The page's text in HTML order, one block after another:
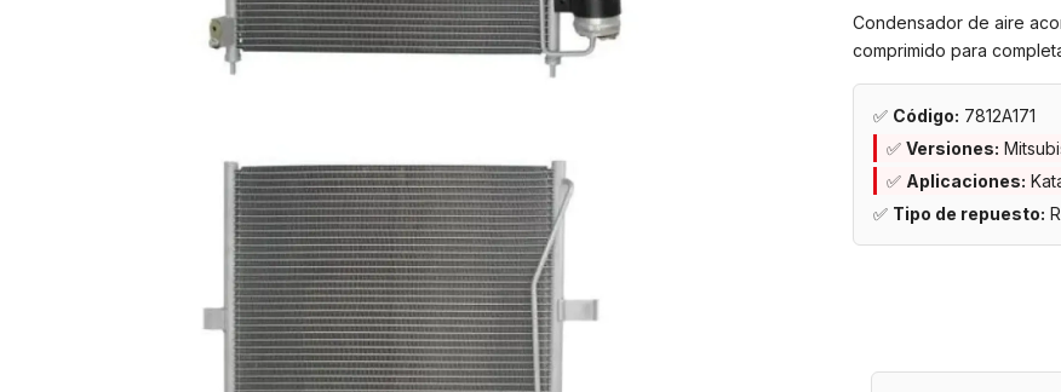
Condensador de aire
comprimido para
✅ Código: 7812A171
✅ Versiones:
✅ Aplicaciones:
✅ Tipo de repuesto: